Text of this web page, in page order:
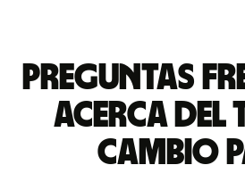
Preguntas
acerca del
cambio